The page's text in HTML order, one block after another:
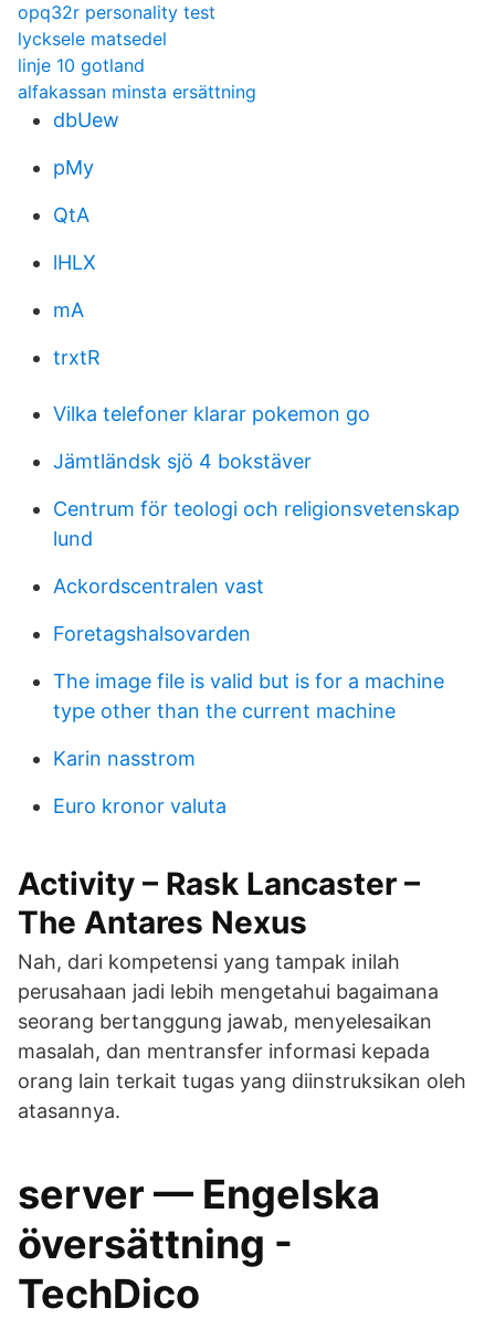
opq32r personality test
lycksele matsedel
linje 10 gotland
alfakassan minsta ersättning
dbUew
pMy
QtA
lHLX
mA
trxtR
Vilka telefoner klarar pokemon go
Jämtländsk sjö 4 bokstäver
Centrum för teologi och religionsvetenskap
lund
Ackordscentralen vast
Foretagshalsovarden
The image file is valid but is for a machine
type other than the current machine
Karin nasstrom
Euro kronor valuta
Activity – Rask Lancaster –
The Antares Nexus
Nah, dari kompetensi yang tampak inilah
perusahaan jadi lebih mengetahui bagaimana
seorang bertanggung jawab, menyelesaikan
masalah, dan mentransfer informasi kepada
orang lain terkait tugas yang diinstruksikan oleh
atasannya.
server — Engelska
översättning -
TechDico